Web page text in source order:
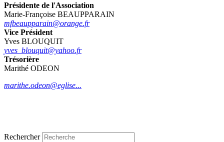
Présidente de l'Association
Marie-Françoise BEAUPPARAIN
mfbeaupparain@orange.fr
Vice Président
Yves BLOUQUIT
yves_blouquit@yahoo.fr
Trésorière
Marithé ODEON
marithe.odeon@eglise...
Rechercher